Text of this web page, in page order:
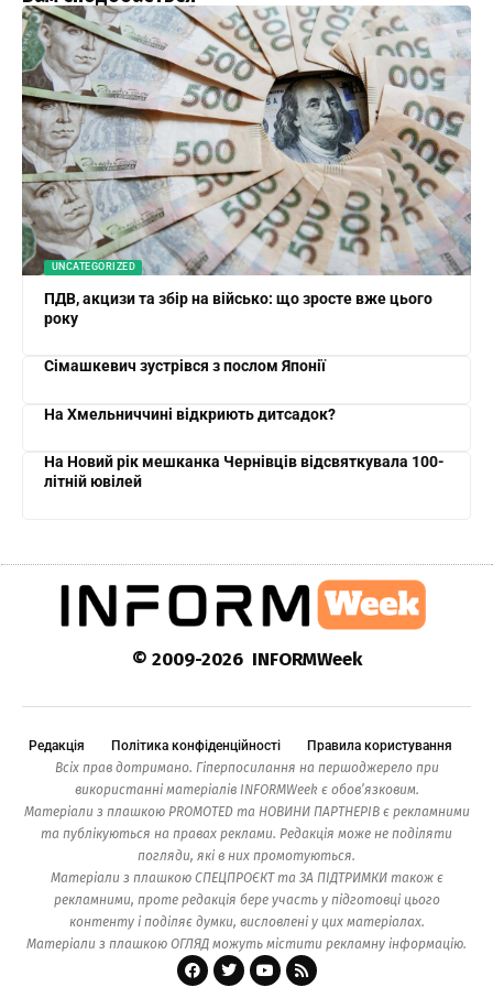
UNCATEGORIZED
ПДВ, акцизи та збір на військо: що зросте вже цього
року
Сімашкевич зустрівся з послом Японії
На Хмельниччині відкриють дитсадок?
На Новий рік мешканка Чернівців відсвяткувала 100-
літній ювілей
© 2009-2026 INFORMWeek
Редакція Політика конфіденційності
Правила користування
Всіх прав дотримано. Гіперпосилання на першоджерело при
використанні матеріалів INFORMWeek є обов’язковим.
Матеріали з плашкою PROMOTED та НОВИНИ ПАРТНЕРІВ є рекламними
та публікуються на правах реклами. Редакція може не поділяти
погляди, які в них промотуються.
Матеріали з плашкою СПЕЦПРОЄКТ та ЗА ПІДТРИМКИ також є
рекламними, проте редакція бере участь у підготовці цього
контенту і поділяє думки, висловлені у цих матеріалах.
Матеріали з плашкою ОГЛЯД можуть містити рекламну інформацію.